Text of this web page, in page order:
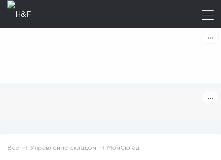
Все → Управление складом → МойСклад